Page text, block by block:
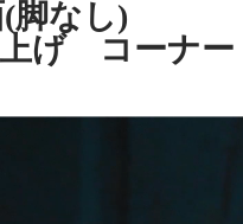
(脚なし)
上げ コーナー